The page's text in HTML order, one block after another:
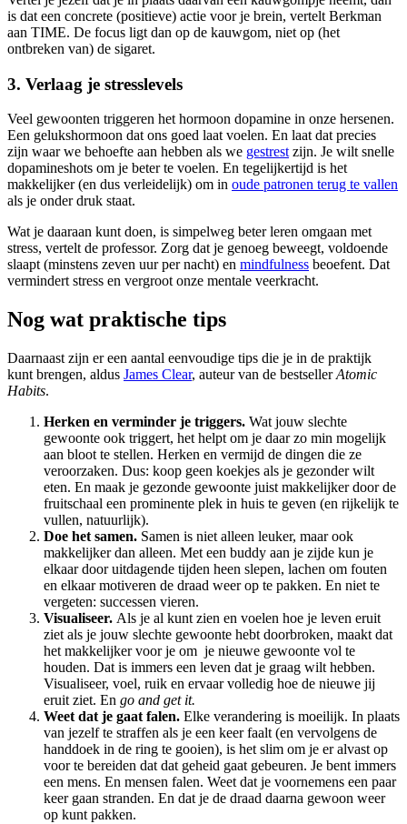
is dat een concrete (positieve) actie voor je brein, vertelt Berkman
aan TIME. De focus ligt dan op de kauwgom, niet op (het
ontbreken van) de sigaret.
3. Verlaag je stresslevels
Veel gewoonten triggeren het hormoon dopamine in onze hersenen.
Een gelukshormoon dat ons goed laat voelen. En laat dat precies
zijn waar we behoefte aan hebben als we gestrestzijn. Je wilt snelle
dopamineshots om je beter te voelen. En tegelijkertijd is het
makkelijker (en dus verleidelijk) om in oude patronen terug te vallen
als je onder druk staat.
Wat je daaraan kunt doen, is simpelweg beter leren omgaan met
stress, vertelt de professor. Zorg dat je genoeg beweegt, voldoende
slaapt (minstens zeven uur per nacht) en mindfulness beoefent. Dat
vermindert stress en vergroot onze mentale veerkracht.
Nog wat praktische tips
Daarnaast zijn er een aantal eenvoudige tips die je in de praktijk
kunt brengen, aldus James Clear, auteur van de bestsellerAtomic
Habits.
Herken en verminder je triggers. Wat jouw slechte
gewoonte ook triggert, het helpt om je daar zo min mogelijk
aan bloot te stellen. Herken en vermijd de dingen die ze
veroorzaken. Dus: koop geen koekjes als je gezonder wilt
eten. En maak je gezonde gewoonte juist makkelijker door de
fruitschaal een prominente plek in huis te geven (en rijkelijk te
vullen, natuurlijk).
Doe het samen. Samen is niet alleen leuker, maar ook
makkelijker dan alleen. Met een buddy aan je zijde kun je
elkaar door uitdagende tijden heen slepen, lachen om fouten
en elkaar motiveren de draad weer op te pakken. En niet te
vergeten: successen vieren.
Visualiseer. Als je al kunt zien en voelen hoe je leven eruit
ziet als je jouw slechte gewoonte hebt doorbroken, maakt dat
het makkelijker voor je om je nieuwe gewoonte vol te
houden. Dat is immers een leven dat je graag wilt hebben.
Visualiseer, voel, ruik en ervaar volledig hoe de nieuwe jij
eruit ziet. En go and get it.
Weet dat je gaat falen. Elke verandering is moeilijk. In plaats
van jezelf te straffen als je een keer faalt (en vervolgens de
handdoek in de ring te gooien), is het slim om je er alvast op
voor te bereiden dat dat geheid gaat gebeuren. Je bent immers
een mens. En mensen falen. Weet dat je voornemens een paar
keer gaan stranden. En dat je de draad daarna gewoon weer
op kunt pakken.